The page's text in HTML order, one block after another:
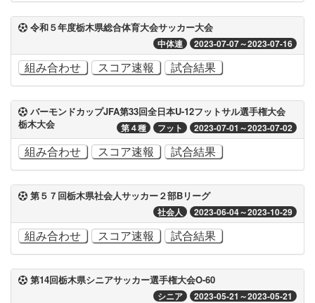
令和５年度栃木県総合体育大会サッカー大会
中体連 2023-07-07～2023-07-16
組み合わせ スコア速報 試合結果
バーモンドカップJFA第33回全日本U-12フットサル選手権大会
栃木大会
第４種 フット 2023-07-01～2023-07-02
組み合わせ スコア速報 試合結果
第５７回栃木県社会人サッカー２部Bリーグ
社会人 2023-06-04～2023-10-29
組み合わせ スコア速報 試合結果
第14回栃木県シニアサッカー選手権大会O-60
シニア 2023-05-21～2023-05-21